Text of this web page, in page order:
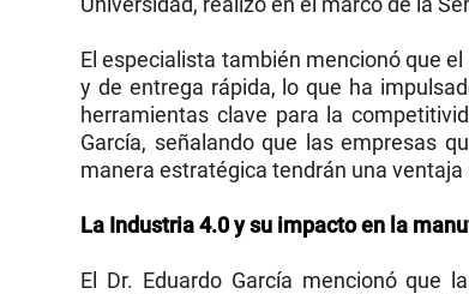
El especialista también mencionó que
y de entrega rápida, lo que ha
herramientas clave para la
García, señalando que las empresas
manera estratégica tendrán una
La Industria 4.0 y su impacto en la
El Dr. Eduardo García mencionó que